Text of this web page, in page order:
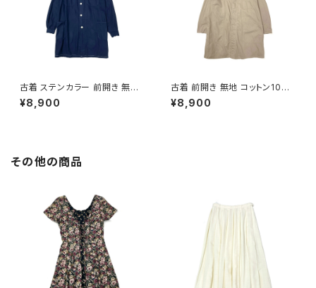
古着 ステンカラー 前開き 無地
コットン 長袖 アウター ライトコ
ート 紺 (ttu2601166)
¥8,900
古着 前開き 無地 コットン10
0％ 長袖 アウター テーラード
ライトコート ベージュ (ttu2601
¥8,900
その他の商品